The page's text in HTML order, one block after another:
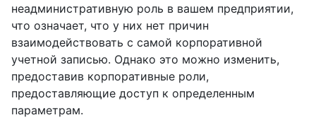
неадминистративную роль в вашем предприятии,
что означает, что у них нет причин
взаимодействовать с самой корпоративной
учетной записью. Однако это можно изменить,
предоставив корпоративные роли,
предоставляющие доступ к определенным
параметрам.